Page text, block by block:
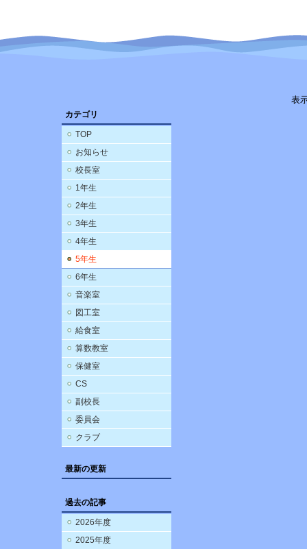
カテゴリ
TOP
お知らせ
校長室
1年生
2年生
3年生
4年生
5年生
6年生
音楽室
図工室
給食室
算数教室
保健室
CS
副校長
委員会
クラブ
最新の更新
過去の記事
2026年度
2025年度
表